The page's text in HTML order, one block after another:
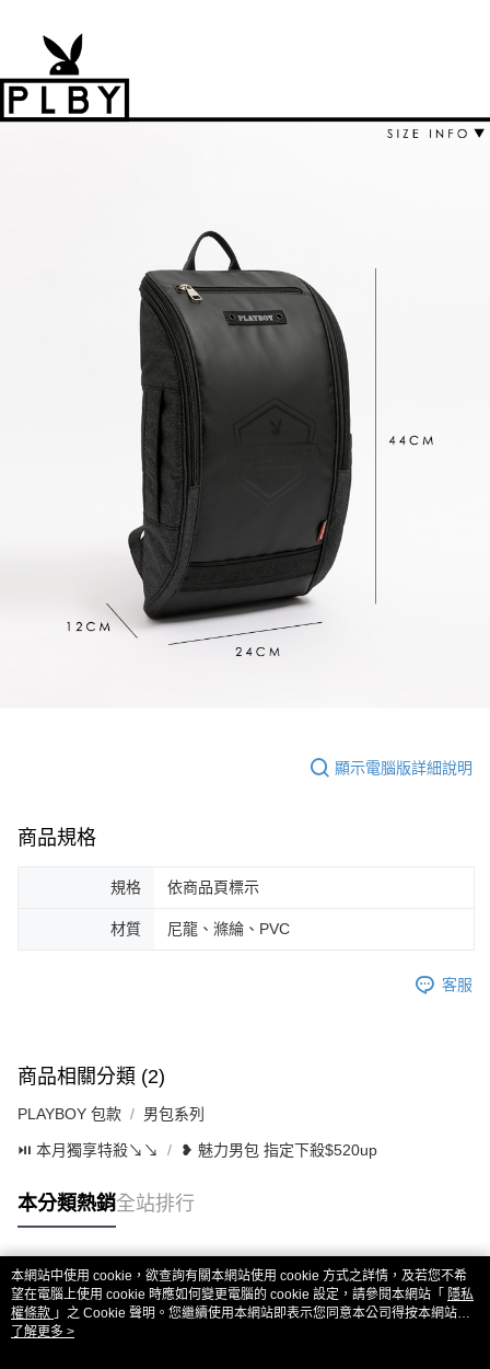
顯示電腦版詳細說明
商品規格
規格 依商品頁標示
材質 尼龍、滌綸、PVC
客服
商品相關分類 (2)
PLAYBOY 包款 男包系列
⏯︎ 本月獨享特殺↘︎↘︎ ❥ 魅力男包 指定下殺$520up
本分類熱銷全站排行
熱門標籤
本網站中使用 cookie，欲查詢有關本網站使用 cookie 方式之詳情，及若您不希
望在電腦上使用 cookie 時應如何變更電腦的 cookie 設定，請參閱本網站「 隱私
權條款 」之 Cookie 聲明。您繼續使用本網站即表示您同意本公司得按本網站使
用條款之 Cookie 聲明使用 cookie。
了解更多 >